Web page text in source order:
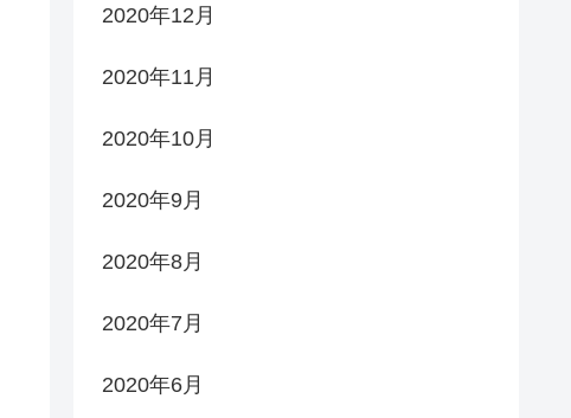
2020年12月
2020年11月
2020年10月
2020年9月
2020年8月
2020年7月
2020年6月